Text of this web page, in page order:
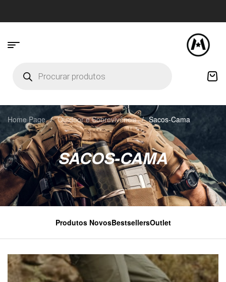
SACOS-CAMA
Home Page / Outdoor e Sobrevivência / Sacos-Cama
Produtos NovosBestsellersOutlet